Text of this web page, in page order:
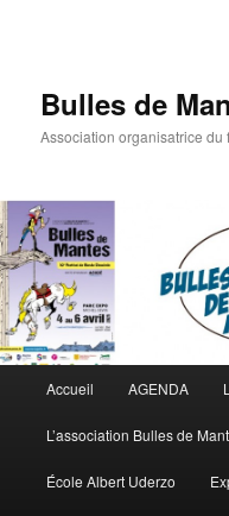
Bulles de
Association organisatrice
Aller au contenu
Aller au contenu
Accueil AGENDA
L’association Bulles de
École Albert Uderzo